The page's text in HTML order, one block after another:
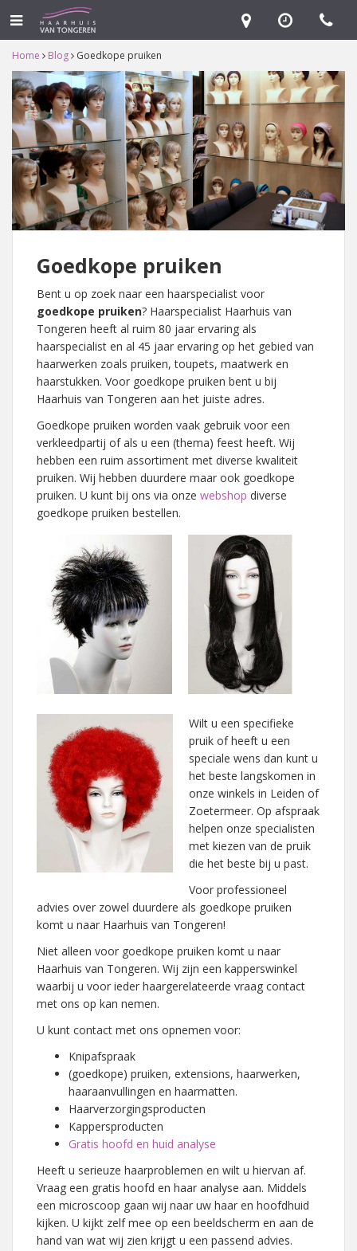
Home Blog Goedkope pruiken
Goedkope pruiken
Bent u op zoek naar een haarspecialist voor
goedkope pruiken? Haarspecialist Haarhuis van
Tongeren heeft al ruim 80 jaar ervaring als
haarspecialist en al 45 jaar ervaring op het gebied van
haarwerken zoals pruiken, toupets, maatwerk en
haarstukken. Voor goedkope pruiken bent u bij
Haarhuis van Tongeren aan het juiste adres.
Goedkope pruiken worden vaak gebruik voor een
verkleedpartij of als u een (thema) feest heeft. Wij
hebben een ruim assortiment met diverse kwaliteit
pruiken. Wij hebben duurdere maar ook goedkope
pruiken. U kunt bij ons via onze webshop diverse
goedkope pruiken bestellen.
Wilt u een specifieke
pruik of heeft u een
speciale wens dan kunt u
het beste langskomen in
onze winkels in Leiden of
Zoetermeer. Op afspraak
helpen onze specialisten
met kiezen van de pruik
die het beste bij u past.
Voor professioneel
advies over zowel duurdere als goedkope pruiken
komt u naar Haarhuis van Tongeren!
Niet alleen voor goedkope pruiken komt u naar
Haarhuis van Tongeren. Wij zijn een kapperswinkel
waarbij u voor ieder haargerelateerde vraag contact
met ons op kan nemen.
U kunt contact met ons opnemen voor:
Knipafspraak
(goedkope) pruiken, extensions, haarwerken,
haaraanvullingen en haarmatten.
Haarverzorgingsproducten
Kappersproducten
Gratis hoofd en huid analyse
Heeft u serieuze haarproblemen en wilt u hiervan af.
Vraag een gratis hoofd en haar analyse aan. Middels
een microscoop gaan wij naar uw haar en hoofdhuid
kijken. U kijkt zelf mee op een beeldscherm en aan de
hand van wat wij zien krijgt u een passend advies.